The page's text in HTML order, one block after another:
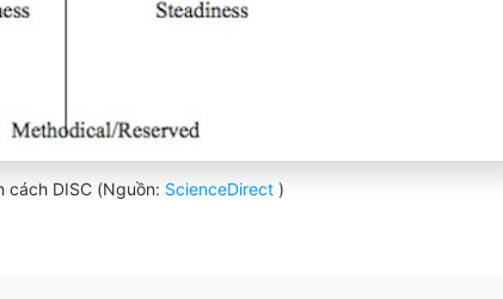
cách DISC (Nguồn: ScienceDirect )